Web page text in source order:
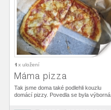
1 x uložení
Máma pizza
Tak jsme doma také podlehli kouzlu
domácí pizzy. Povedla se byla výborná.